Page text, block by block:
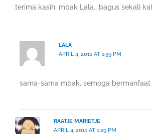
terima kasih, mbak Lala.. bagus sekali
LALA
APRIL 4, 2011 AT 1:59 PM
sama-sama mbak, semoga bermanfaat
RAATJE MARIETJE
APRIL 4, 2011 AT 1:29 PM